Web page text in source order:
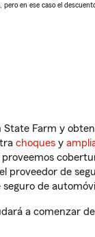
en ese caso el
State Farm y
choques y
proveedor de
de
a comenzar